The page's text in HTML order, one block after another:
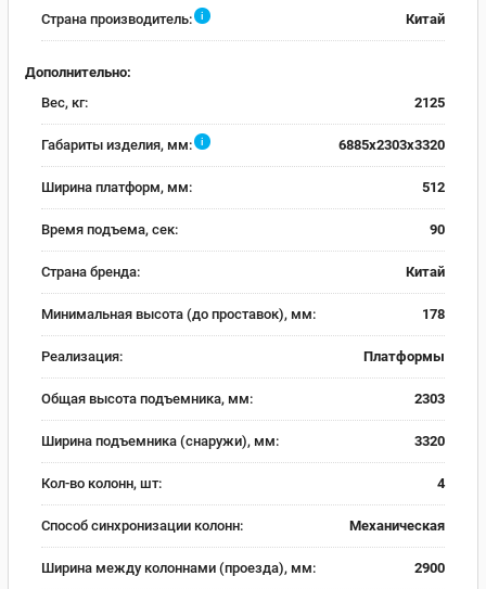
Страна производитель: i Китай
Дополнительно:
Вес, кг:
2125
Габариты изделия, мм: i 6885х2303х3320
Ширина платформ, мм: 512
Время подъема, сек: 90
Страна бренда: Китай
Минимальная высота (до проставок), мм: 178
Реализация: Платформы
Общая высота подъемника, мм: 2303
Ширина подъемника (снаружи), мм: 3320
Кол-во колонн, шт: 4
Способ синхронизации колонн: Механическая
Ширина между колоннами (проезда), мм: 2900